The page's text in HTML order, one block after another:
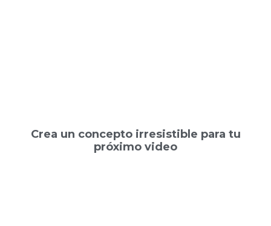
Crea un concepto irresistible para tu
próximo video